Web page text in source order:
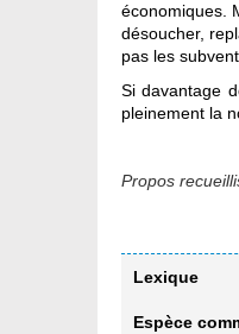
économiques.
désoucher,
pas les
Si davantage
pleinement la
Propos
Lexique
Espèce